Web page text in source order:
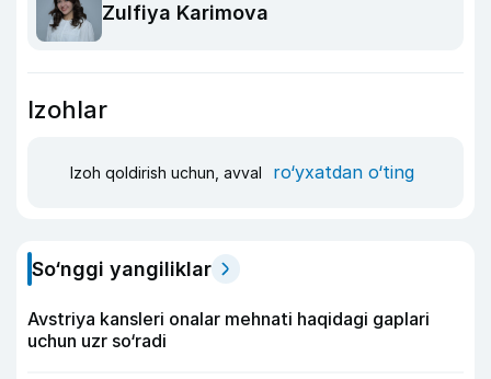
Zulfiya Karimova
Izohlar
Izoh qoldirish uchun, avval ro‘yxatdan o‘ting
So‘nggi yangiliklar
Avstriya kansleri onalar mehnati haqidagi gaplari
uchun uzr so‘radi